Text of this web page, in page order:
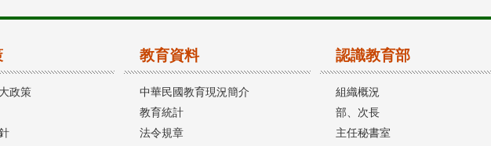
政策
教育資料
中華民國教育現況簡介
教育統計
法令規章
認識教育部
組織概況
部、次長
主任秘書室